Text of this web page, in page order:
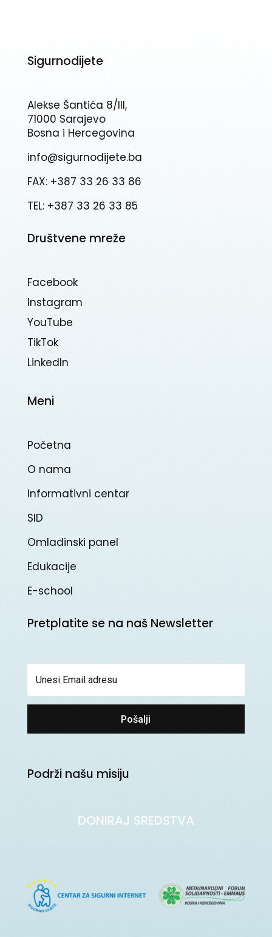
Sigurnodijete
Alekse Šantića 8/III,
71000 Sarajevo
Bosna i Hercegovina
info@sigurnodijete.ba
FAX: +387 33 26 33 86
TEL: +387 33 26 33 85
Društvene mreže
Facebook
Instagram
YouTube
TikTok
Linkedln
Meni
Početna
O nama
Informativni centar
SID
Omladinski panel
Edukacije
E-school
Pretplatite se na naš Newsletter
Pošalji
Podrži našu misiju
DONIRAJ SREDSTVA